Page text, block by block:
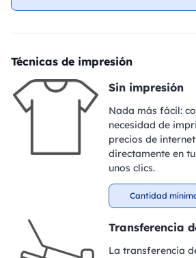
Técnicas de impresión
Sin impresión
Nada más fácil:
necesidad de
precios de
directamente en
unos clics.
Cantidad
Transferencia
La transferencia